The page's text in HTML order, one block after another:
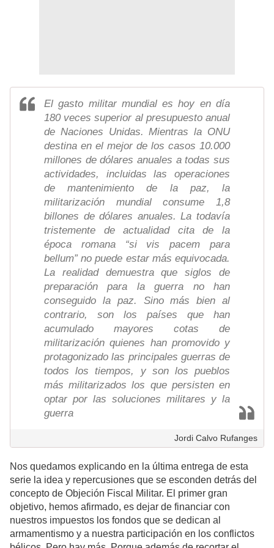
El gasto militar mundial es hoy en día
180 veces superior al presupuesto anual
de Naciones Unidas. Mientras la ONU
destina en el mejor de los casos 10.000
millones de dólares anuales a todas sus
actividades, incluidas las operaciones
de mantenimiento de la paz, la
militarización mundial consume 1,8
billones de dólares anuales. La todavía
tristemente de actualidad cita de la
época romana “si vis pacem para
bellum” no puede estar más equivocada.
La realidad demuestra que siglos de
preparación para la guerra no han
conseguido la paz. Sino más bien al
contrario, son los países que han
acumulado mayores cotas de
militarización quienes han promovido y
protagonizado las principales guerras de
todos los tiempos, y son los pueblos
más militarizados los que persisten en
optar por las soluciones militares y la
guerra
Jordi Calvo Rufanges
Nos quedamos explicando en la última entrega de esta
serie la idea y repercusiones que se esconden detrás del
concepto de Objeción Fiscal Militar. El primer gran
objetivo, hemos afirmado, es dejar de financiar con
nuestros impuestos los fondos que se dedican al
armamentismo y a nuestra participación en los conflictos